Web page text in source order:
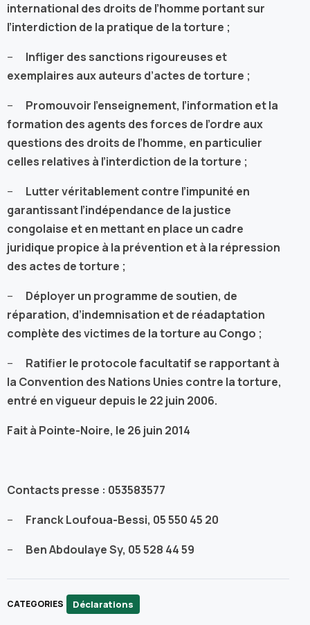
international des droits de l’homme portant sur
l’interdiction de la pratique de la torture ;
– Infliger des sanctions rigoureuses et
exemplaires aux auteurs d’actes de torture ;
– Promouvoir l’enseignement, l’information et la
formation des agents des forces de l’ordre aux
questions des droits de l’homme, en particulier
celles relatives à l’interdiction de la torture ;
– Lutter véritablement contre l’impunité en
garantissant l’indépendance de la justice
congolaise et en mettant en place un cadre
juridique propice à la prévention et à la répression
des actes de torture ;
– Déployer un programme de soutien, de
réparation, d’indemnisation et de réadaptation
complète des victimes de la torture au Congo ;
– Ratifier le protocole facultatif se rapportant à
la Convention des Nations Unies contre la torture,
entré en vigueur depuis le 22 juin 2006.
Fait à Pointe-Noire, le 26 juin 2014
Contacts presse : 053583577
– Franck Loufoua-Bessi, 05 550 45 20
– Ben Abdoulaye Sy, 05 528 44 59
CATEGORIES Déclarations